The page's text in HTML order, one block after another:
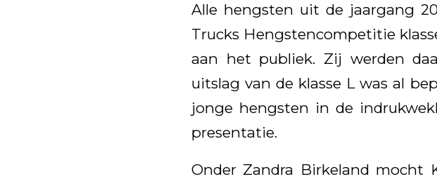
Alle hengsten uit de jaargang
Trucks Hengstencompetitie
aan het publiek. Zij werden
uitslag van de klasse L was al
jonge hengsten in de
presentatie.
Onder Zandra Birkeland mocht